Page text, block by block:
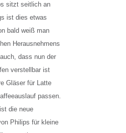
sitzt seitlich an
ist dies etwas
bald weiß man
Herausnehmens
dass nun der
verstellbar ist
Gläser für Latte
passen.
die neue
Philips für kleine